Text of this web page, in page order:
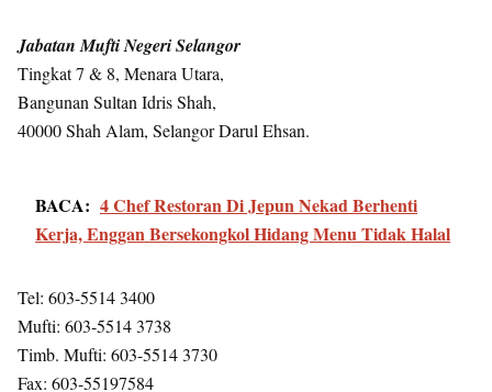
Jabatan Mufti Negeri Selangor
Tingkat 7 & 8, Menara Utara,
Bangunan Sultan Idris Shah,
40000 Shah Alam, Selangor Darul Ehsan.
BACA: 4 Chef Restoran Di Jepun Nekad Berhenti
Kerja, Enggan Bersekongkol Hidang Menu Tidak Halal
Tel: 603-5514 3400
Mufti: 603-5514 3738
Timb. Mufti: 603-5514 3730
Fax: 603-55197584